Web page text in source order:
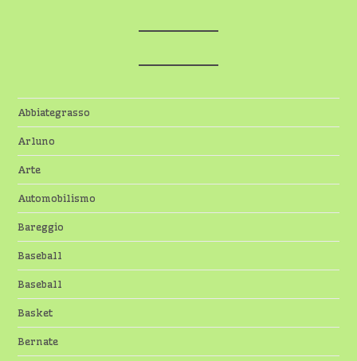
Abbiategrasso
Arluno
Arte
Automobilismo
Bareggio
Baseball
Baseball
Basket
Bernate